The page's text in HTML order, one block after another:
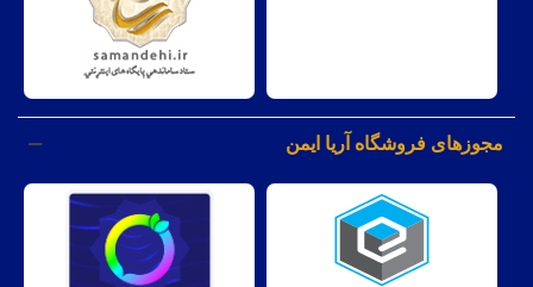
مجوزهای فروشگاه آریا ایمن